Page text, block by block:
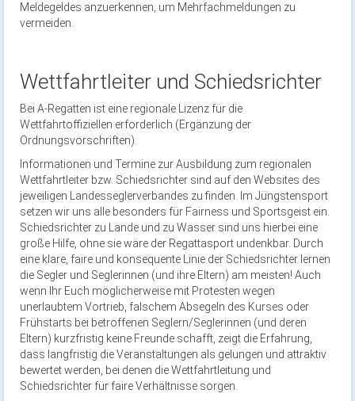
Meldegeldes anzuerkennen, um Mehrfachmeldungen zu
vermeiden.
Wettfahrtleiter und Schiedsrichter
Bei A-Regatten ist eine regionale Lizenz für die
Wettfahrtoffiziellen erforderlich (Ergänzung der
Ordnungsvorschriften).
Informationen und Termine zur Ausbildung zum regionalen
Wettfahrtleiter bzw. Schiedsrichter sind auf den Websites des
jeweiligen Landesseglerverbandes zu finden. Im Jüngstensport
setzen wir uns alle besonders für Fairness und Sportsgeist ein.
Schiedsrichter zu Lande und zu Wasser sind uns hierbei eine
große Hilfe, ohne sie wäre der Regattasport undenkbar. Durch
eine klare, faire und konsequente Linie der Schiedsrichter lernen
die Segler und Seglerinnen (und ihre Eltern) am meisten! Auch
wenn Ihr Euch möglicherweise mit Protesten wegen
unerlaubtem Vortrieb, falschem Absegeln des Kurses oder
Frühstarts bei betroffenen Seglern/Seglerinnen (und deren
Eltern) kurzfristig keine Freunde schafft, zeigt die Erfahrung,
dass langfristig die Veranstaltungen als gelungen und attraktiv
bewertet werden, bei denen die Wettfahrtleitung und
Schiedsrichter für faire Verhältnisse sorgen.